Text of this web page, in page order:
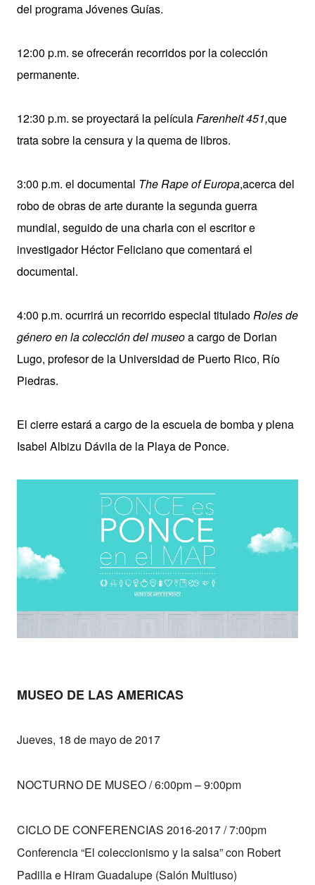
del programa Jóvenes Guías.
12:00 p.m. se ofrecerán recorridos por la colección
permanente.
12:30 p.m. se proyectará la películaFarenheit 451,que
trata sobre la censura y la quema de libros.
3:00 p.m. el documental The Rape of Europa,acerca del
robo de obras de arte durante la segunda guerra
mundial, seguido de una charla con el escritor e
investigador Héctor Feliciano que comentará el
documental.
4:00 p.m. ocurrirá un recorrido especial tituladoRoles de
género en la colección del museoa cargo de Dorian
Lugo, profesor de la Universidad de Puerto Rico, Río
Piedras.
El cierre estará a cargo de la escuela de bomba y plena
Isabel Albizu Dávila de la Playa de Ponce.
MUSEO DE LAS AMERICAS
Jueves, 18 de mayo de 2017
NOCTURNO DE MUSEO / 6:00pm – 9:00pm
CICLO DE CONFERENCIAS 2016-2017 / 7:00pm
Conferencia “El coleccionismo y la salsa” con Robert
Padilla e Hiram Guadalupe (Salón Multiuso)